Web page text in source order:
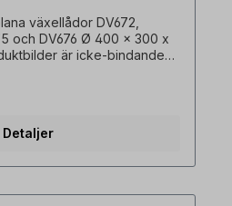
växellådor DV672,
och DV676 Ø 400 x 300 x
är icke-bindande
Detaljer